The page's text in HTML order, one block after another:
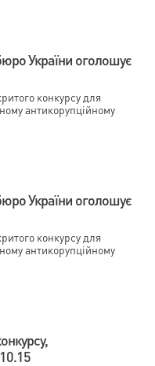
України оголошує
конкурсу для
антикорупційному
України оголошує
конкурсу для
антикорупційному